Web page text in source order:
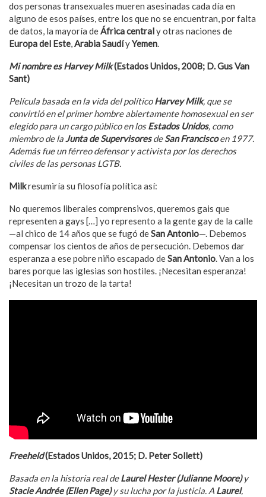
dos personas transexuales mueren asesinadas cada día en
alguno de esos países, entre los que no se encuentran, por falta
de datos, la mayoría deÁfrica centraly otras naciones de
Europa del Este,Arabia SaudíyYemen.
Mi nombre es Harvey Milk(Estados Unidos, 2008; D. Gus Van
Sant)
Película basada en la vida del políticoHarvey Milk, que se
convirtió en el primer hombre abiertamente homosexual en ser
elegido para un cargo público en losEstados Unidos, como
miembro de laJunta de SupervisoresdeSan Franciscoen 1977.
Además fue un férreo defensor y activista por los derechos
civiles de las personas LGTB.
Milkresumiría su filosofía política así:
No queremos liberales comprensivos, queremos gais que
representen a gays […] yo represento a la gente gay de la calle
—al chico de 14 años que se fugó deSan Antonio—. Debemos
compensar los cientos de años de persecución. Debemos dar
esperanza a ese pobre niño escapado deSan Antonio. Van a los
bares porque las iglesias son hostiles. ¡Necesitan esperanza!
¡Necesitan un trozo de la tarta!
Freeheld(Estados Unidos, 2015; D. Peter Sollett)
Basada en la historia real deLaurel Hester (Julianne Moore)y
Stacie Andrée (Ellen Page)y su lucha por la justicia. A Laurel,